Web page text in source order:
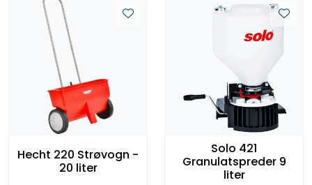
Hecht 220 Strøvogn -
20 liter
Solo 421
Granulatspreder 9
liter
Ryggsprøyte
Elektriske Maskiner
Kampanje
Kataloger